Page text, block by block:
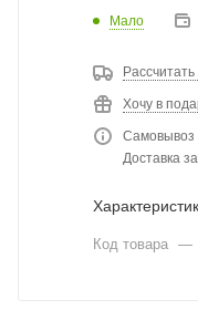
Мало
Рассчитать
Хочу в
Самовывоз
Доставка
Код товара —